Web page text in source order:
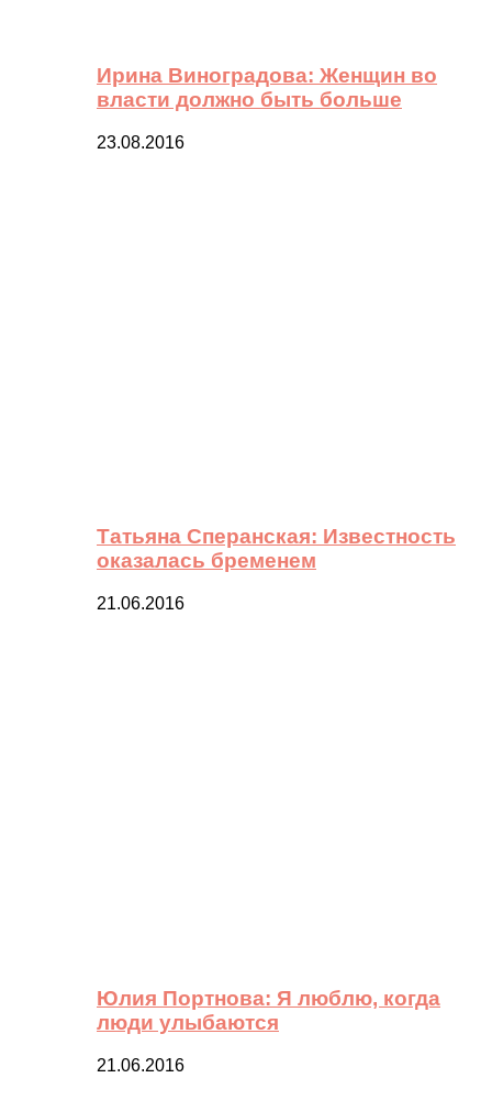
Ирина Виноградова: Женщин во
власти должно быть больше
23.08.2016
Татьяна Сперанская: Известность
оказалась бременем
21.06.2016
Юлия Портнова: Я люблю, когда
люди улыбаются
21.06.2016